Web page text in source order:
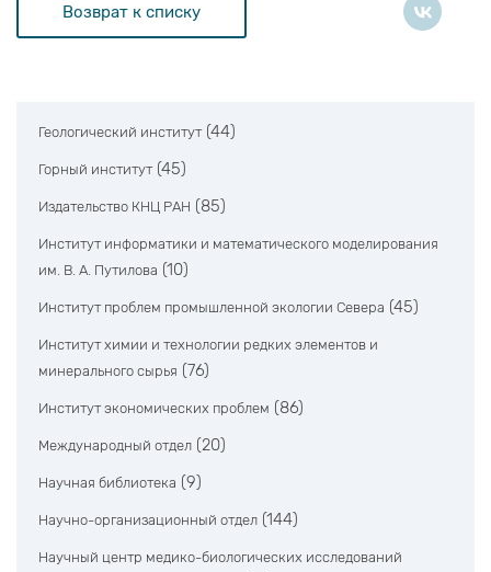
Возврат к списку
Геологический институт (44)
Горный институт (45)
Издательство КНЦ РАН (85)
Институт информатики и математического моделирования
им. В. А. Путилова (10)
Институт проблем промышленной экологии Севера (45)
Институт химии и технологии редких элементов и
минерального сырья (76)
Институт экономических проблем (86)
Международный отдел (20)
Научная библиотека (9)
Научно-организационный отдел (144)
Научный центр медико-биологических исследований